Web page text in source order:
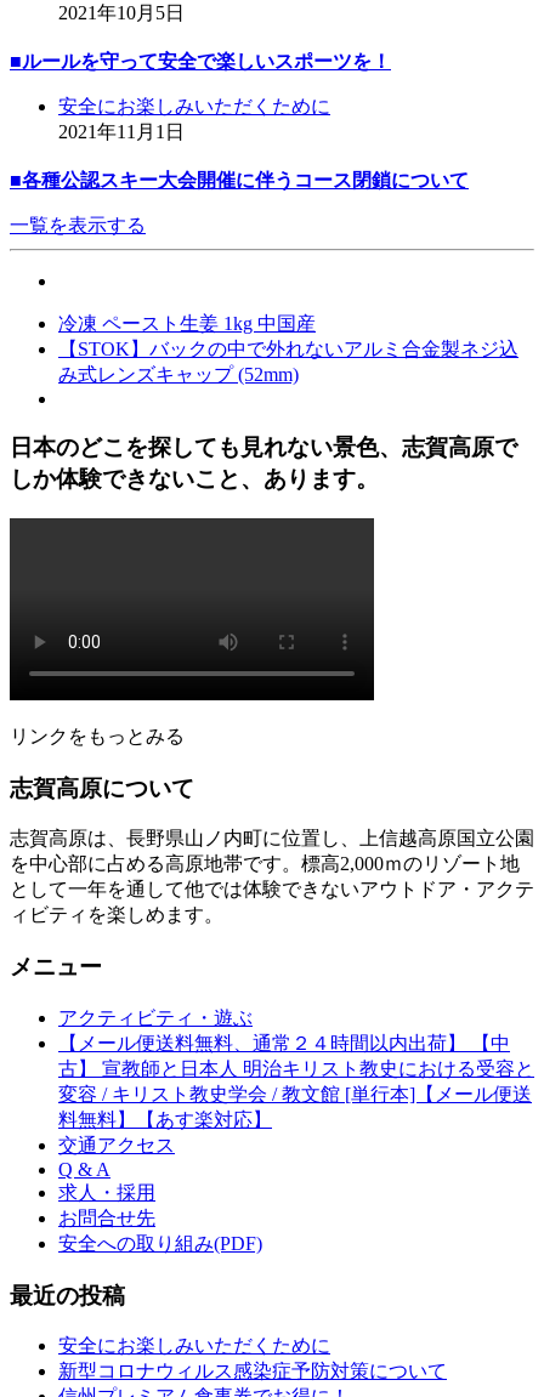
2021年10月5日
■ルールを守って安全で楽しいスポーツを！
安全にお楽しみいただくために
2021年11月1日
■各種公認スキー大会開催に伴うコース閉鎖について
一覧を表示する
冷凍 ペースト生姜 1kg 中国産
【STOK】バックの中で外れないアルミ合金製ネジ込
み式レンズキャップ (52mm)
日本のどこを探しても見れない景色、志賀高原で
しか体験できないこと、あります。
リンクをもっとみる
志賀高原について
志賀高原は、長野県山ノ内町に位置し、上信越高原国立公園
を中心部に占める高原地帯です。標高2,000ｍのリゾート地
として一年を通して他では体験できないアウトドア・アクテ
ィビティを楽しめます。
メニュー
アクティビティ・遊ぶ
【メール便送料無料、通常２４時間以内出荷】 【中
古】 宣教師と日本人 明治キリスト教史における受容と
変容 / キリスト教史学会 / 教文館 [単行本]【メール便送
料無料】【あす楽対応】
交通アクセス
Q & A
求人・採用
お問合せ先
安全への取り組み(PDF)
最近の投稿
安全にお楽しみいただくために
新型コロナウィルス感染症予防対策について